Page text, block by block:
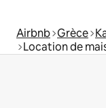
Airbnb Grèce
Location de